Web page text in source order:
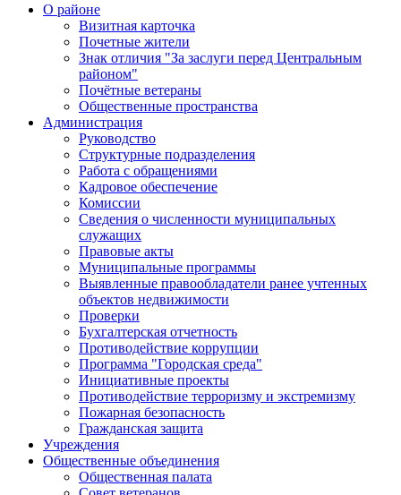
О районе
Визитная карточка
Почетные жители
Знак отличия "За заслуги перед Центральным
районом"
Почётные ветераны
Общественные пространства
Администрация
Руководство
Структурные подразделения
Работа с обращениями
Кадровое обеспечение
Комиссии
Сведения о численности муниципальных
служащих
Правовые акты
Муниципальные программы
Выявленные правообладатели ранее учтенных
объектов недвижимости
Проверки
Бухгалтерская отчетность
Противодействие коррупции
Программа "Городская среда"
Инициативные проекты
Противодействие терроризму и экстремизму
Пожарная безопасность
Гражданская защита
Учреждения
Общественные объединения
Общественная палата